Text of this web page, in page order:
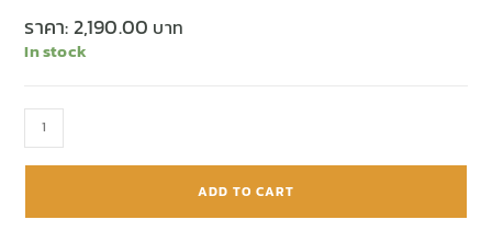
ราคา:2,190.00
In stock
ADD TO CART